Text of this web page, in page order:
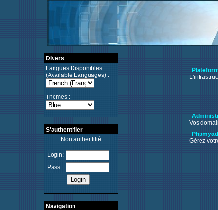
Divers
Langues Disponibles
(Available Languages) :
Thèmes :
S'authentifier
Non authentifié
Login:
Pass:
Navigation
Vos
Gérez